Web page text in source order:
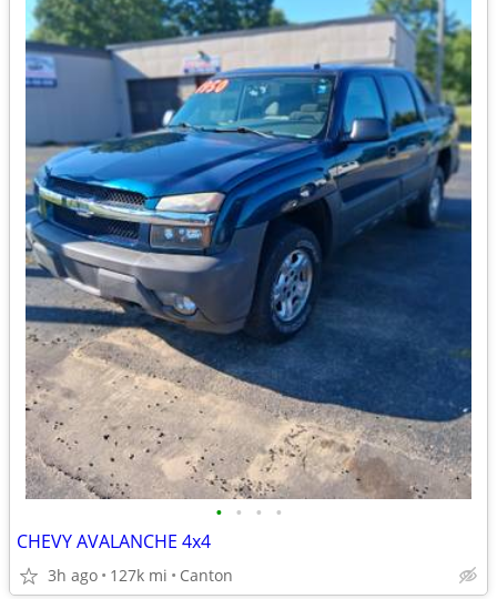
• • • •
CHEVY AVALANCHE 4x4
3h ago 127k mi Canton